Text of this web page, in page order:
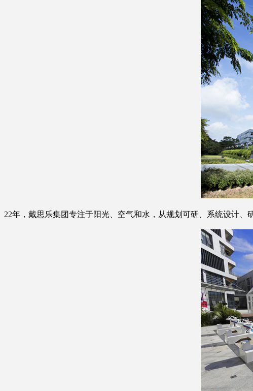
22年，戴思乐集团专注于阳光、空气和水，从规划可研、系统设计